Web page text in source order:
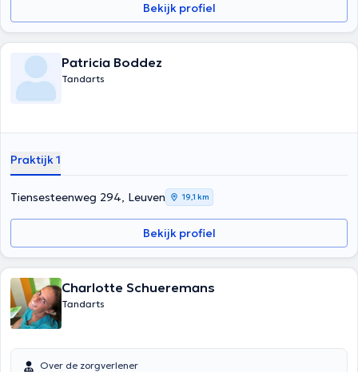
Bekijk profiel
Patricia Boddez
Tandarts
Praktijk 1
Tiensesteenweg 294, Leuven 19,1 km
Bekijk profiel
Charlotte Schueremans
Tandarts
Over de zorgverlener